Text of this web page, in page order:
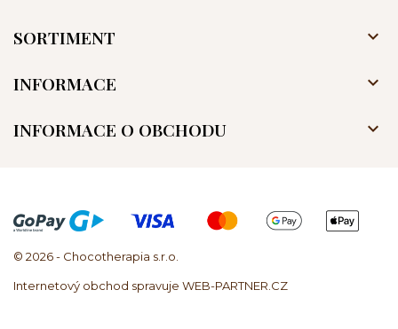
SORTIMENT 
INFORMACE 
INFORMACE O OBCHODU 
© 2026 - Chocotherapia s.r.o.
Internetový obchod spravuje WEB-PARTNER.CZ